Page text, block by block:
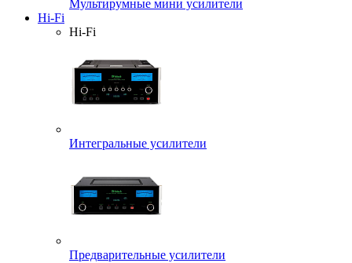
Мультирумные мини усилители
Hi-Fi
Hi-Fi
Интегральные усилители
Предварительные усилители